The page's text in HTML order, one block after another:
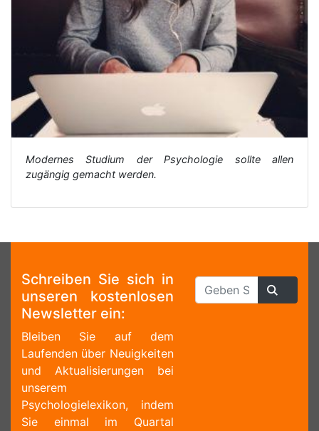
Modernes Studium der Psychologie sollte allen
zugängig gemacht werden.
Schreiben Sie sich in
unseren kostenlosen
Newsletter ein:
Bleiben Sie auf dem
Laufenden über Neuigkeiten
und Aktualisierungen bei
unserem
Psychologielexikon, indem
Sie einmal im Quartal